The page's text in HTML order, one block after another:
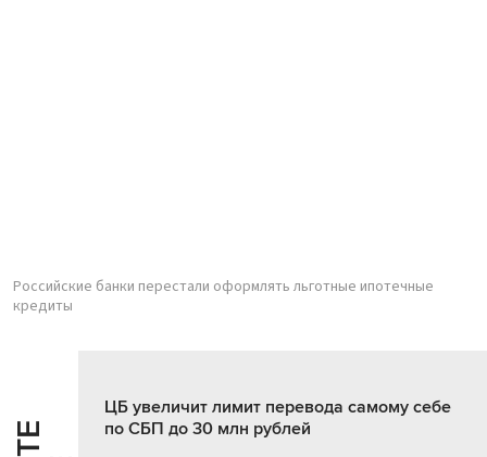
Российские банки перестали оформлять льготные ипотечные
кредиты
ЦБ увеличит лимит перевода самому себе
по СБП до 30 млн рублей